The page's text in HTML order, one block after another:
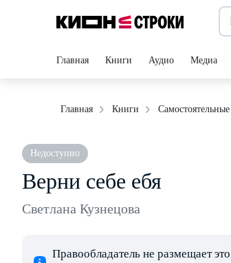
Главная Книги Аудио Медиа
Главная Книги
Недоступно
Верни себе ебя
Светлана Кузнецова
Правообладатель не размещает